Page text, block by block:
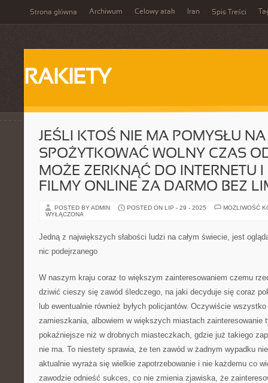
Strona główna Archiwum Celowy atak Iran Spis Treści
RAKIETY
JEŚLI KTOŚ NIE MA POMYSŁU NA
SPOŻYTKOWAĆ WOLNY CZAS
MOŻE ZERKNĄĆ DO INTERNETU I
FILMY ONLINE ZA DARMO BEZ
POSTED BY ADMIN POSTED ON LIP - 29 - 2025
MOŻLIWOŚĆ
WYŁĄCZONA
Jedną z największych słabości ludzi na całym świecie, jest
nic podejrzanego
W naszym kraju coraz to większym zainteresowaniem czemu
dziwić cieszy się zawód śledczego, na jaki decyduje się coraz
lub ewentualnie również byłych policjantów. Oczywiście
zamieszkania, albowiem w większych miastach zainteresowanie
pokaźniejsze niż w drobnych miasteczkach, gdzie już takiego
nie ma. To niestety sprawia, że ten zawód w żadnym wypadku
aktualnie wyraża się wielkie zapotrzebowanie i nie każdemu co
zawodzie odnieść sukces, co nie zmienia zjawiska, że